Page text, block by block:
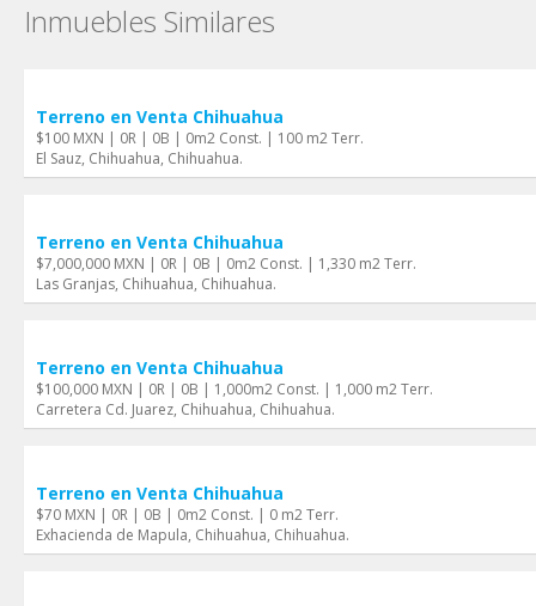
Inmuebles Similares
Terreno en Venta Chihuahua
$100 MXN | 0R | 0B | 0m2 Const. | 100 m2 Terr.
El Sauz, Chihuahua, Chihuahua.
Terreno en Venta Chihuahua
$7,000,000 MXN | 0R | 0B | 0m2 Const. | 1,330 m2 Terr.
Las Granjas, Chihuahua, Chihuahua.
Terreno en Venta Chihuahua
$100,000 MXN | 0R | 0B | 1,000m2 Const. | 1,000 m2 Terr.
Carretera Cd. Juarez, Chihuahua, Chihuahua.
Terreno en Venta Chihuahua
$70 MXN | 0R | 0B | 0m2 Const. | 0 m2 Terr.
Exhacienda de Mapula, Chihuahua, Chihuahua.